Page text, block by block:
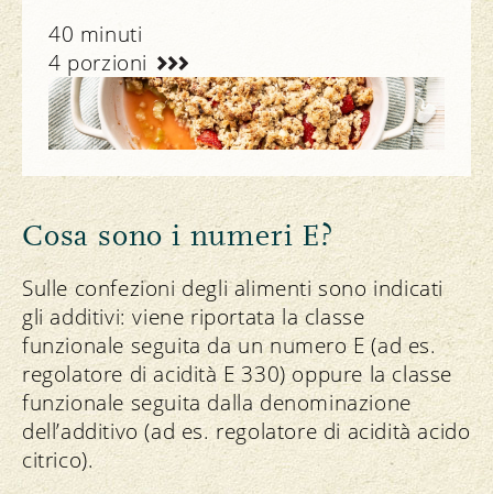
40 minuti
4 porzioni
Ricette
Cosa sono i numeri E?
Sulle confezioni degli alimenti sono indicati
gli additivi: viene riportata la classe
funzionale seguita da un numero E (ad es.
regolatore di acidità E 330) oppure la classe
funzionale seguita dalla denominazione
dell’additivo (ad es. regolatore di acidità acido
citrico).